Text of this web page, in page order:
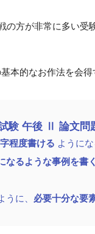
の方が非常に多い受
本的なお作法を会
験 午後 Ⅱ 論文問
程度書ける ように
なるような事例を書
に、 必要十分な要